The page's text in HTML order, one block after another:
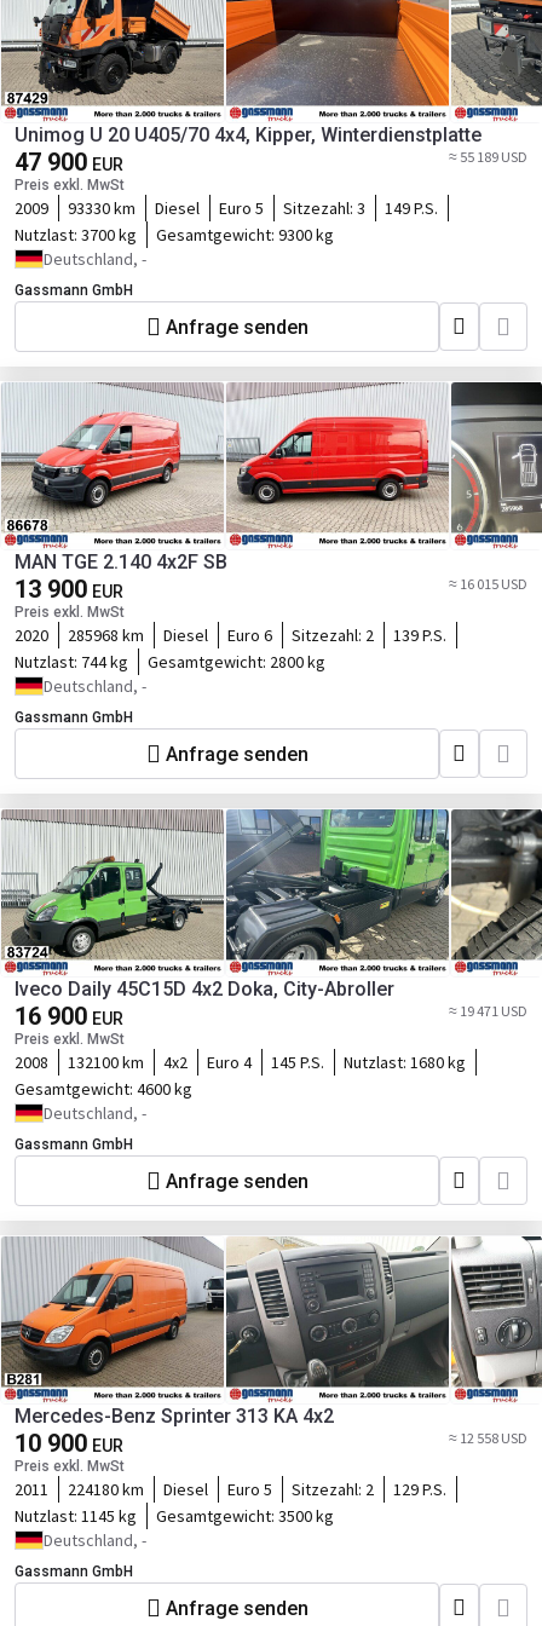
Unimog U 20 U405/70 4x4, Kipper, Winterdienstplatte
47 900 EUR
Preis exkl. MwSt
≈ 55 189 USD
2009 93330 km Diesel Euro 5 Sitzezahl: 3
149 P.S.
Nutzlast: 3700 kg Gesamtgewicht: 9300 kg
Deutschland, -
Gassmann GmbH
Anfrage senden
MAN TGE 2.140 4x2F SB
13 900 EUR
Preis exkl. MwSt
≈ 16 015 USD
2020 285968 km Diesel Euro 6 Sitzezahl: 2
139 P.S.
Nutzlast: 744 kg Gesamtgewicht: 2800 kg
Deutschland, -
Gassmann GmbH
Anfrage senden
Iveco Daily 45C15D 4x2 Doka, City-Abroller
16 900 EUR
Preis exkl. MwSt
≈ 19 471 USD
2008 132100 km 4x2 Euro 4 145 P.S. Nutzlast: 1680 kg
Gesamtgewicht: 4600 kg
Deutschland, -
Gassmann GmbH
Anfrage senden
Mercedes-Benz Sprinter 313 KA 4x2
10 900 EUR
Preis exkl. MwSt
≈ 12 558 USD
2011 224180 km Diesel Euro 5 Sitzezahl: 2
129 P.S.
Nutzlast: 1145 kg Gesamtgewicht: 3500 kg
Deutschland, -
Gassmann GmbH
Anfrage senden